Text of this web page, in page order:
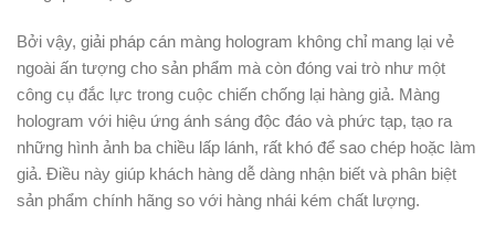
Bởi vậy, giải pháp cán màng hologram không chỉ mang lại vẻ
ngoài ấn tượng cho sản phẩm mà còn đóng vai trò như một
công cụ đắc lực trong cuộc chiến chống lại hàng giả. Màng
hologram với hiệu ứng ánh sáng độc đáo và phức tạp, tạo ra
những hình ảnh ba chiều lấp lánh, rất khó để sao chép hoặc làm
giả. Điều này giúp khách hàng dễ dàng nhận biết và phân biệt
sản phẩm chính hãng so với hàng nhái kém chất lượng.